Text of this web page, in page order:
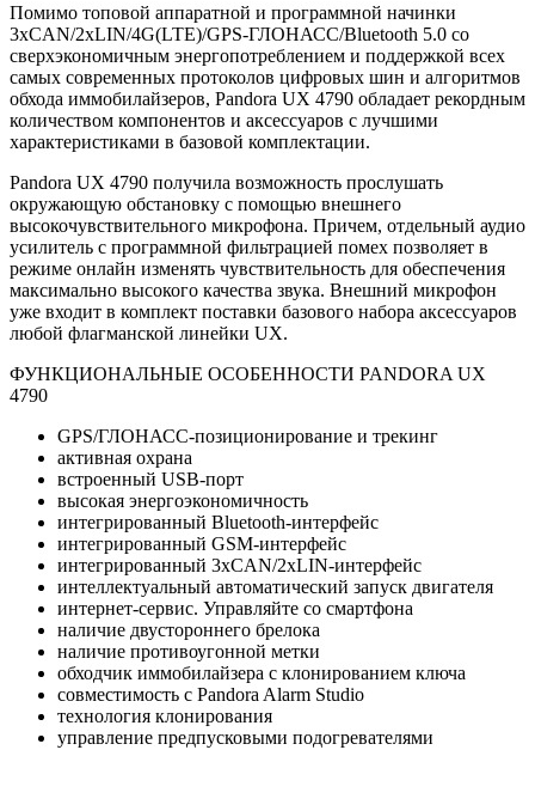
Помимо топовой аппаратной и программной начинки
3xCAN/2xLIN/4G(LTE)/GPS-ГЛОНАСС/Bluetooth 5.0 со
сверхэкономичным энергопотреблением и поддержкой всех
самых современных протоколов цифровых шин и алгоритмов
обхода иммобилайзеров, Pandora UX 4790 обладает рекордным
количеством компонентов и аксессуаров с лучшими
характеристиками в базовой комплектации.
Pandora UX 4790 получила возможность прослушать
окружающую обстановку с помощью внешнего
высокочувствительного микрофона. Причем, отдельный аудио
усилитель с программной фильтрацией помех позволяет в
режиме онлайн изменять чувствительность для обеспечения
максимально высокого качества звука. Внешний микрофон
уже входит в комплект поставки базового набора аксессуаров
любой флагманской линейки UX.
ФУНКЦИОНАЛЬНЫЕ ОСОБЕННОСТИ PANDORA UX
4790
GPS/ГЛОНАСС-позиционирование и трекинг
активная охрана
встроенный USB-порт
высокая энергоэкономичность
интегрированный Bluetooth-интерфейс
интегрированный GSM-интерфейс
интегрированный 3хCAN/2xLIN-интерфейс
интеллектуальный автоматический запуск двигателя
интернет-сервис. Управляйте со смартфона
наличие двустороннего брелока
наличие противоугонной метки
обходчик иммобилайзера с клонированием ключа
совместимость с Pandora Alarm Studio
технология клонирования
управление предпусковыми подогревателями